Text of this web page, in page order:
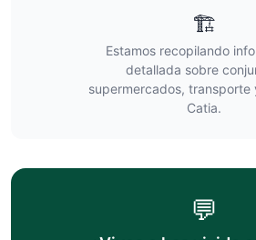
🏗️
Estamos recopilando
detallada sobre
supermercados, transporte
Catia.
💬